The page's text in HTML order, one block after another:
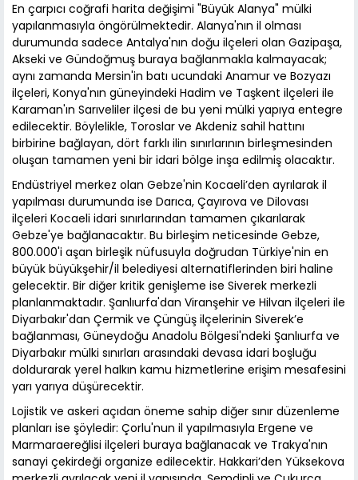
En çarpıcı coğrafi harita değişimi "Büyük Alanya" mülki
yapılanmasıyla öngörülmektedir. Alanya'nın il olması
durumunda sadece Antalya'nın doğu ilçeleri olan Gazipaşa,
Akseki ve Gündoğmuş buraya bağlanmakla kalmayacak;
aynı zamanda Mersin'in batı ucundaki Anamur ve Bozyazı
ilçeleri, Konya'nın güneyindeki Hadim ve Taşkent ilçeleri ile
Karaman'ın Sarıveliler ilçesi de bu yeni mülki yapıya entegre
edilecektir. Böylelikle, Toroslar ve Akdeniz sahil hattını
birbirine bağlayan, dört farklı ilin sınırlarının birleşmesinden
oluşan tamamen yeni bir idari bölge inşa edilmiş olacaktır.
Endüstriyel merkez olan Gebze'nin Kocaeli’den ayrılarak il
yapılması durumunda ise Darıca, Çayırova ve Dilovası
ilçeleri Kocaeli idari sınırlarından tamamen çıkarılarak
Gebze'ye bağlanacaktır. Bu birleşim neticesinde Gebze,
800.000'i aşan birleşik nüfusuyla doğrudan Türkiye'nin en
büyük büyükşehir/il belediyesi alternatiflerinden biri haline
gelecektir. Bir diğer kritik genişleme ise Siverek merkezli
planlanmaktadır. Şanlıurfa'dan Viranşehir ve Hilvan ilçeleri ile
Diyarbakır'dan Çermik ve Çüngüş ilçelerinin Siverek’e
bağlanması, Güneydoğu Anadolu Bölgesi'ndeki Şanlıurfa ve
Diyarbakır mülki sınırları arasındaki devasa idari boşluğu
doldurarak yerel halkın kamu hizmetlerine erişim mesafesini
yarı yarıya düşürecektir.
Lojistik ve askeri açıdan öneme sahip diğer sınır düzenleme
planları ise şöyledir: Çorlu'nun il yapılmasıyla Ergene ve
Marmaraereğlisi ilçeleri buraya bağlanacak ve Trakya'nın
sanayi çekirdeği organize edilecektir. Hakkari’den Yüksekova